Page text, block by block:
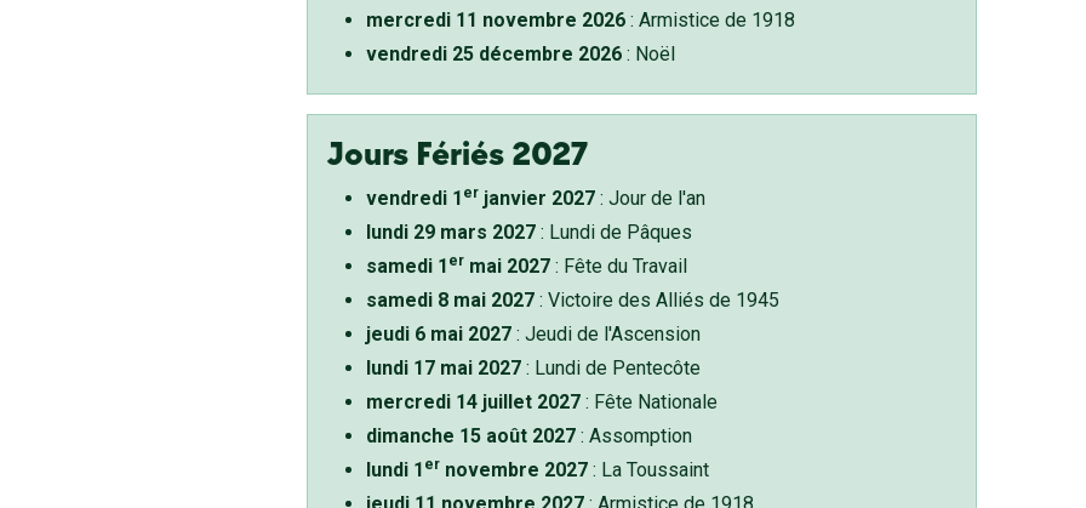
mercredi 11 novembre 2026: Armistice de 1918
vendredi 25 décembre 2026: Noël
Jours Fériés 2027
vendredi 1 erjanvier 2027: Jour de l'an
lundi 29 mars 2027: Lundi de Pâques
samedi 1 ermai 2027: Fête du Travail
samedi 8 mai 2027: Victoire des Alliés de 1945
jeudi 6 mai 2027: Jeudi de l'Ascension
lundi 17 mai 2027: Lundi de Pentecôte
mercredi 14 juillet 2027: Fête Nationale
dimanche 15 août 2027: Assomption
lundi 1 ernovembre 2027: La Toussaint
jeudi 11 novembre 2027: Armistice de 1918